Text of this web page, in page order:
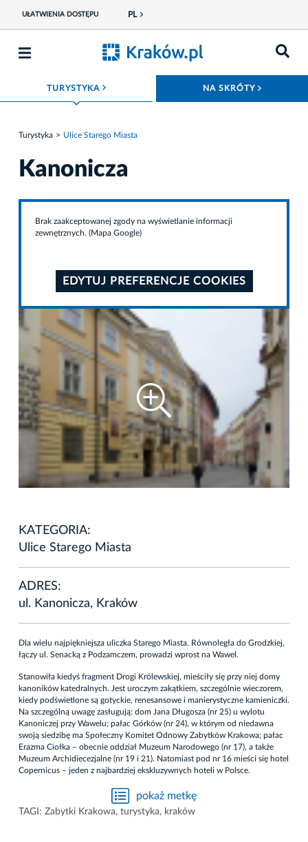
UŁATWIENIA DOSTĘPU PL
TURYSTYKA ROZWIŃ MENU NA SKRÓTY
Turystyka Ulice Starego Miasta
Kanonicza
Brak zaakceptowanej zgody na wyświetlanie informacji
zewnętrznych. (Mapa Google)
EDYTUJ PREFERENCJE COOKIES
KATEGORIA:
Ulice Starego Miasta
ADRES:
ul. Kanonicza, Kraków
Dla wielu najpiękniejsza uliczka Starego Miasta. Równoległa do Grodzkiej,
łączy ul. Senacką z Podzamczem, prowadzi wprost na Wawel.
Stanowiła kiedyś fragment Drogi Królewskiej, mieściły się przy niej domy
kanoników katedralnych. Jest uroczym zakątkiem, szczególnie wieczorem,
kiedy podświetlone są gotyckie, renesansowe i manierystyczne kamieniczki.
Na szczególną uwagę zasługują: dom Jana Długosza (nr 25) u wylotu
Kanoniczej przy Wawelu; pałac Górków (nr 24), w którym od niedawna
swoją siedzibę ma Społeczny Komitet Odnowy Zabytków Krakowa; pałac
Erazma Ciołka – obecnie oddział Muzeum Narodowego (nr 17), a także
Muzeum Archidiecezjalne (nr 19 i 21). Natomiast pod nr 16 mieści się hotel
Copernicus – jeden z najbardziej ekskluzywnych hoteli w Polsce.
pokaż metkę
TAGI: Zabytki Krakowa, turystyka, kraków